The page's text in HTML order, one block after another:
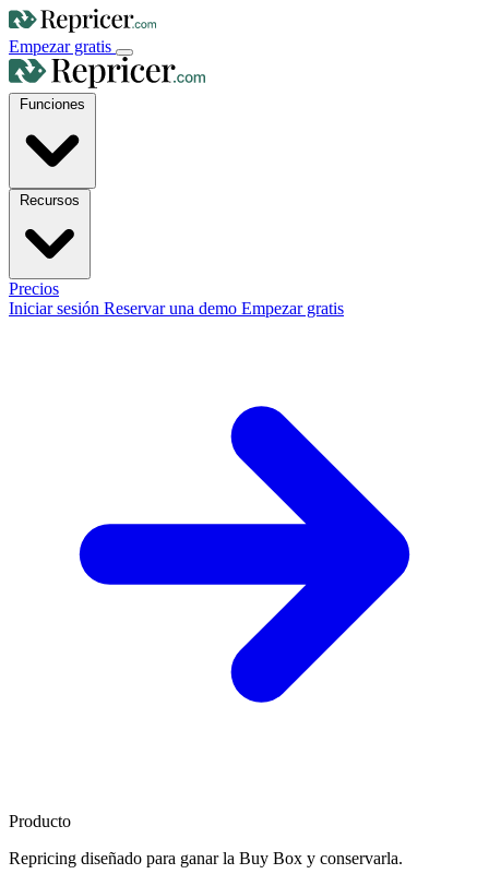
Empezar gratis
Precios
Iniciar sesión Reservar una demo Empezar gratis
Producto
Repricing diseñado para ganar la Buy Box y conservarla.